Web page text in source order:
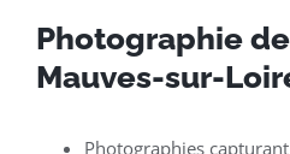
Photographie
Mauves-sur-
Photographies